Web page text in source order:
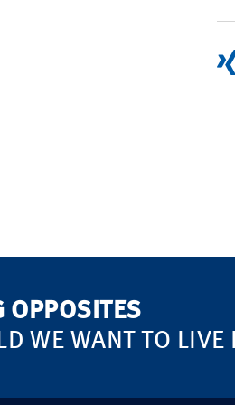
OPPOSITES
WE WANT TO LIVE